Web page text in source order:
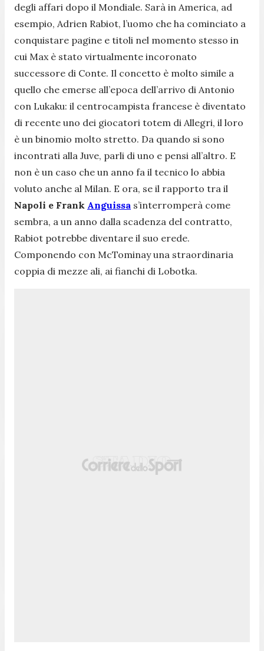
degli affari dopo il Mondiale. Sarà in America, ad
esempio, Adrien Rabiot, l’uomo che ha cominciato a
conquistare pagine e titoli nel momento stesso in
cui Max è stato virtualmente incoronato
successore di Conte. Il concetto è molto simile a
quello che emerse all’epoca dell’arrivo di Antonio
con Lukaku: il centrocampista francese è diventato
di recente uno dei giocatori totem di Allegri, il loro
è un binomio molto stretto. Da quando si sono
incontrati alla Juve, parli di uno e pensi all’altro. E
non è un caso che un anno fa il tecnico lo abbia
voluto anche al Milan. E ora, se il rapporto tra il
Napoli e Frank Anguissa s’interromperà come
sembra, a un anno dalla scadenza del contratto,
Rabiot potrebbe diventare il suo erede.
Componendo con McTominay una straordinaria
coppia di mezze ali, ai fianchi di Lobotka.